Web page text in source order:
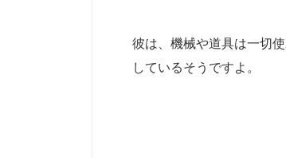
彼は、機械や道具は一切
しているそうですよ。